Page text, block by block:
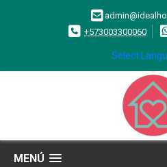
+573003300060
Select
MENÚ